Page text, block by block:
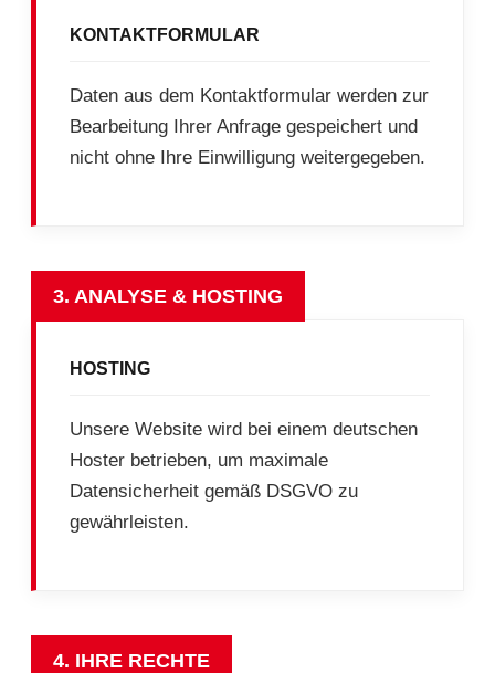
KONTAKTFORMULAR
Daten aus dem Kontaktformular werden zur
Bearbeitung Ihrer Anfrage gespeichert und
nicht ohne Ihre Einwilligung weitergegeben.
3. ANALYSE & HOSTING
HOSTING
Unsere Website wird bei einem deutschen
Hoster betrieben, um maximale
Datensicherheit gemäß DSGVO zu
gewährleisten.
4. IHRE RECHTE